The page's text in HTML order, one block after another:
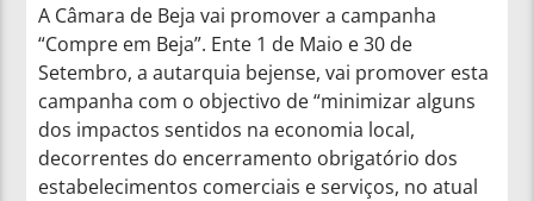
A Câmara de Beja vai promover a campanha
“Compre em Beja”. Ente 1 de Maio e 30 de
Setembro, a autarquia bejense, vai promover esta
campanha com o objectivo de “minimizar alguns
dos impactos sentidos na economia local,
decorrentes do encerramento obrigatório dos
estabelecimentos comerciais e serviços, no atual